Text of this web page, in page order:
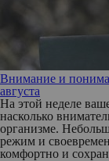
Внимание и
августа
На этой неделе
насколько
организме.
режим и
комфортно и